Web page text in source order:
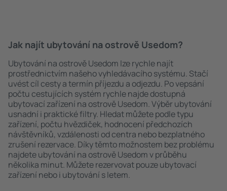
Jak najít ubytování na ostrově Usedom?
Ubytování na ostrově Usedom lze rychle najít
prostřednictvím našeho vyhledávacího systému. Stačí
uvést cíl cesty a termín příjezdu a odjezdu. Po vepsání
počtu cestujících systém rychle najde dostupná
ubytovací zařízení na ostrově Usedom. Výběr ubytování
usnadní i praktické filtry. Hledat můžete podle typu
zařízení, počtu hvězdiček, hodnocení předchozích
návštěvníků, vzdálenosti od centra nebo bezplatného
zrušení rezervace. Díky těmto možnostem bez problému
najdete ubytování na ostrově Usedom v průběhu
několika minut. Můžete rezervovat pouze ubytovací
zařízení nebo i ubytování s letem.